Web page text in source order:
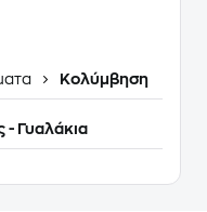
Κολύμβηση
- Γυαλάκια